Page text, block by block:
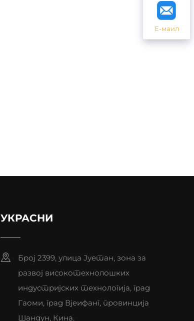
Е-маил
УКРАСНИ
Број 2399, улица Јуетан, зона за
развој високотехнолошких
индустријских технологија, град
Гаоми, град Вјеифанг, провинција
Шандун, Кина.